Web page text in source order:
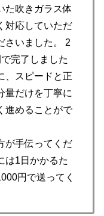
た吹きガラス体
対応していただ
さいました。 2
完了しました
、スピードと正
量だけを丁寧に
進めることがで
が手伝ってくだ
は1日かかるた
円で送ってく